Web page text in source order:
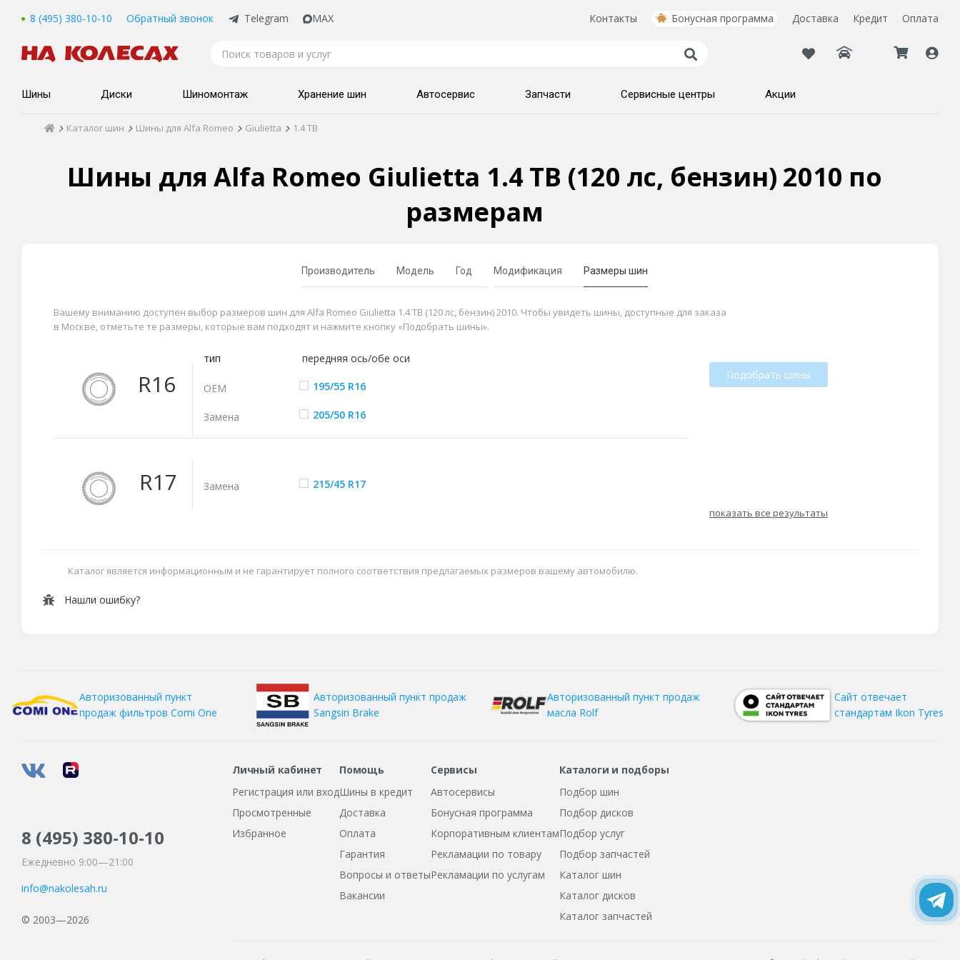
8 (495) 380-10-10 Обратный звонок Telegram MAX Контакты Бонусная программа Доставка Кредит Оплата
Шины Диски Шиномонтаж Хранение шин Автосервис Запчасти Сервисные центры Акции
Каталог шин Шины для Alfa Romeo Giulietta 1.4 TB
Шины для Alfa Romeo Giulietta 1.4 TB (120 лс, бензин) 2010 по
размерам
Производитель Модель Год Модификация Размеры шин
Вашему вниманию доступен выбор размеров шин для Alfa Romeo Giulietta 1.4 TB (120 лс, бензин) 2010. Чтобы увидеть шины, доступные для заказа
в Москве, отметьте те размеры, которые вам подходят и нажмите кнопку «Подобрать шины».
R16
тип передняя ось/обе оси
ОЕМ 195/55 R16
Замена 205/50 R16
R17 Замена 215/45 R17
Подобрать шины
показать все результаты
Каталог является информационным и не гарантирует полного соответствия предлагаемых размеров вашему автомобилю.
Нашли ошибку?
Авторизованный пункт
продаж фильтров Comi One
Авторизованный пункт продаж
Sangsin Brake
Авторизованный пункт продаж
масла Rolf
Сайт отвечает
стандартам Ikon Tyres
8 (495) 380-10-10
Ежедневно 9:00—21:00
info@nakolesah.ru
© 2003—2026
Личный кабинет
Регистрация или вход
Просмотренные
Избранное
Помощь
Шины в кредит
Доставка
Оплата
Гарантия
Вопросы и ответы
Вакансии
Сервисы
Автосервисы
Бонусная программа
Корпоративным клиентам
Рекламации по товару
Рекламации по услугам
Каталоги и подборы
Подбор шин
Подбор дисков
Подбор услуг
Подбор запчастей
Каталог шин
Каталог дисков
Каталог запчастей